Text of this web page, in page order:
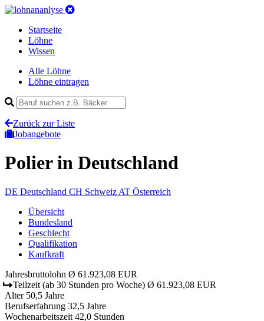
Startseite
Löhne
Wissen
Alle Löhne
Löhne eintragen
Zurück zur Liste
Jobangebote
Polierin Deutschland
DE Deutschland CH Schweiz AT Österreich
Übersicht
Bundesland
Geschlecht
Qualifikation
Kaufkraft
Jahresbruttolohn Ø 61.923,08 EUR
Teilzeit (ab 30 Stunden pro Woche) Ø 61.923,08 EUR
Alter 50,5 Jahre
Berufserfahrung 32,5 Jahre
Wochenarbeitszeit 42,0 Stunden